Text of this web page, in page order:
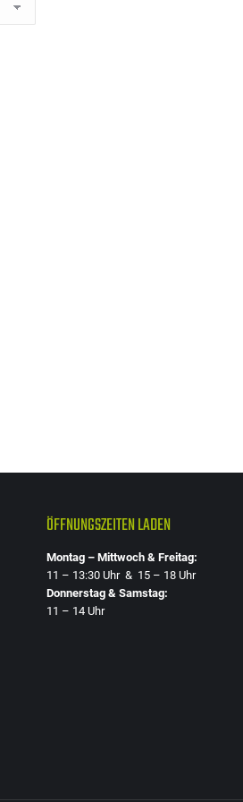
ÖFFNUNGSZEITEN LADEN
Montag – Mittwoch & Freitag:
11 – 13:30 Uhr & 15 – 18 Uhr
Donnerstag & Samstag:
11 – 14 Uhr